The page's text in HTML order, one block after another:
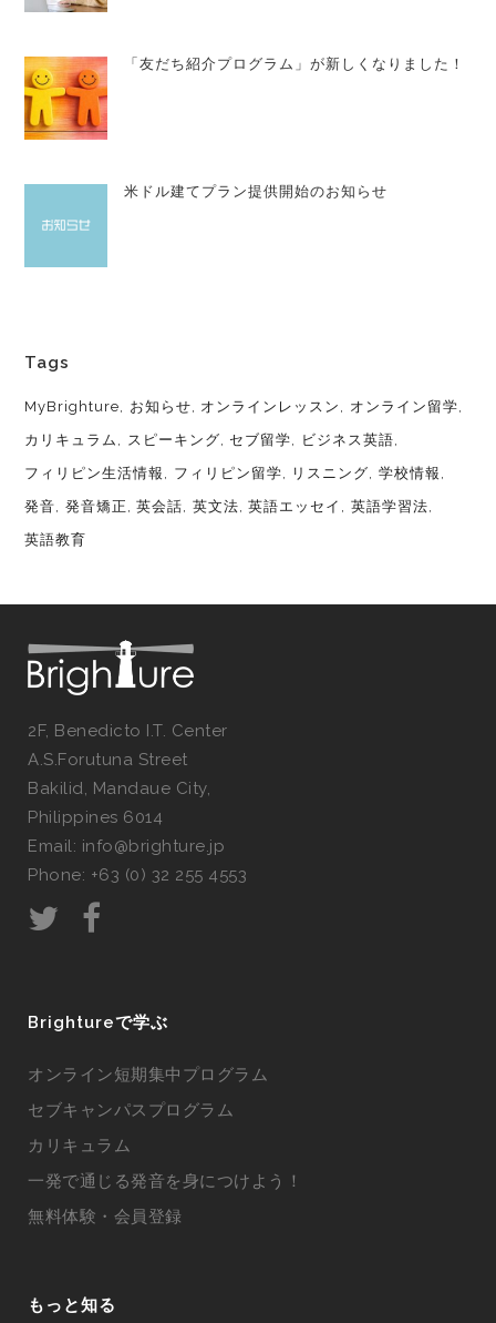
「友だち紹介プログラム」が新しくなりました！
米ドル建てプラン提供開始のお知らせ
Tags
MyBrighture お知らせ オンラインレッスン
オンライン留学
カリキュラム
スピーキング セブ留学
ビジネス英語
フィリピン生活情報
フィリピン留学 リスニング
学校情報
発音
発音矯正 英会話 英文法 英語エッセイ
英語学習法
英語教育
2F, Benedicto I.T. Center
A.S.Forutuna Street
Bakilid, Mandaue City,
Philippines 6014
Email: info@brighture.jp
Phone: +63 (0) 32 255 4553
Brightureで学ぶ
オンライン短期集中プログラム
セブキャンパスプログラム
カリキュラム
一発で通じる発音を身につけよう！
無料体験・会員登録
もっと知る